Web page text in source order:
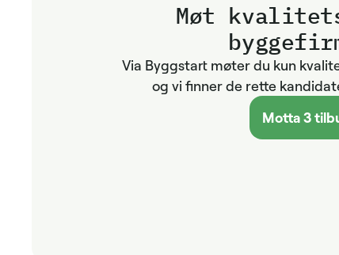
Møt
Via Byggstart møter du kun
og vi finner de rette
Motta 3